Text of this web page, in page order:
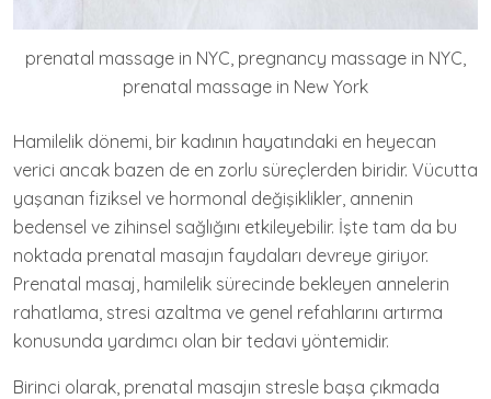
prenatal massage in NYC, pregnancy massage in NYC,
prenatal massage in New York
Hamilelik dönemi, bir kadının hayatındaki en heyecan
verici ancak bazen de en zorlu süreçlerden biridir. Vücutta
yaşanan fiziksel ve hormonal değişiklikler, annenin
bedensel ve zihinsel sağlığını etkileyebilir. İşte tam da bu
noktada prenatal masajın faydaları devreye giriyor.
Prenatal masaj, hamilelik sürecinde bekleyen annelerin
rahatlama, stresi azaltma ve genel refahlarını artırma
konusunda yardımcı olan bir tedavi yöntemidir.
Birinci olarak, prenatal masajın stresle başa çıkmada